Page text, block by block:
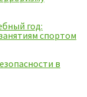
год:
спортом
в